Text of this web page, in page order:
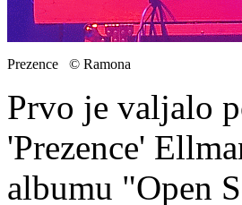
Prezence © Ramona
Prvo je valjalo
'Prezence'
albumu "Open